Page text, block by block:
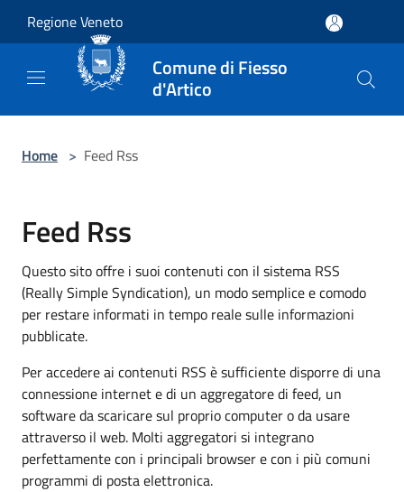
Regione Veneto
Comune di Fiesso
d'Artico
Home > Feed Rss
Feed Rss
Questo sito offre i suoi contenuti con il sistema RSS
(Really Simple Syndication), un modo semplice e comodo
per restare informati in tempo reale sulle informazioni
pubblicate.
Per accedere ai contenuti RSS è sufficiente disporre di una
connessione internet e di un aggregatore di feed, un
software da scaricare sul proprio computer o da usare
attraverso il web. Molti aggregatori si integrano
perfettamente con i principali browser e con i più comuni
programmi di posta elettronica.